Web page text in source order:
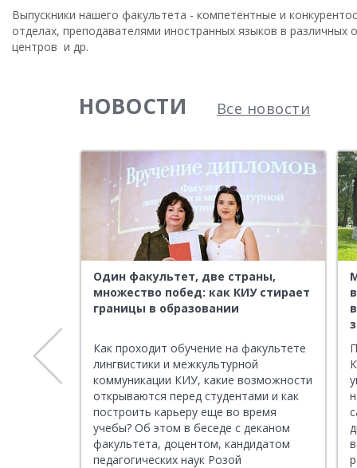
Выпускники нашего факультета - компетентные и
отделах, преподавателями иностранных языков в
центров и др.
НОВОСТИ Все новости
Один факультет, две страны,
множество побед: как КИУ стирает
границы в образовании
Как проходит обучение на факультете
лингвистики и межкультурной
коммуникации КИУ, какие возможности
открываются перед студентами и как
построить карьеру еще во время
учебы? Об этом в беседе с деканом
факультета, доцентом, кандидатом
педагогических наук Розой